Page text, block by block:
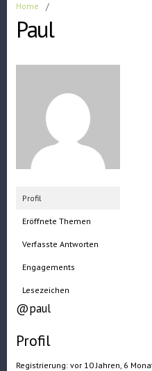
Home /
Paul
Profil
Eröffnete Themen
Verfasste Antworten
Engagements
Lesezeichen
@paul
Profil
Registrierung: vor 10 Jahren, 6